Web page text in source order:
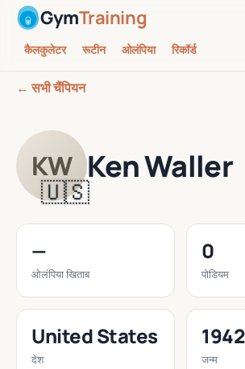
GymTraining
कैलकुलेटर रूटीन ओलंपिया रिकॉर्ड
← सभी चैंपियन
KW
🇺🇸
Ken Waller
—
ओलंपिया खिताब
0
पोडियम
United States
देश
1942
जन्म